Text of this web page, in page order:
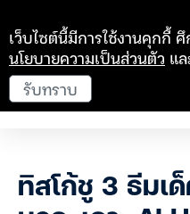
ทิสโก้ชู 3 ธีมเ
เว็บไซต์นี้มีการใช้งานคุกกี้
นโยบายความเป็นส่วนตัว แ
รับทราบ